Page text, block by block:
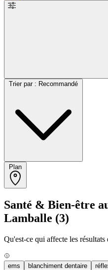
Santé & Bien-être
Lamballe (3)
Qu'est-ce qui affecte les résultats
ems blanchiment dentaire